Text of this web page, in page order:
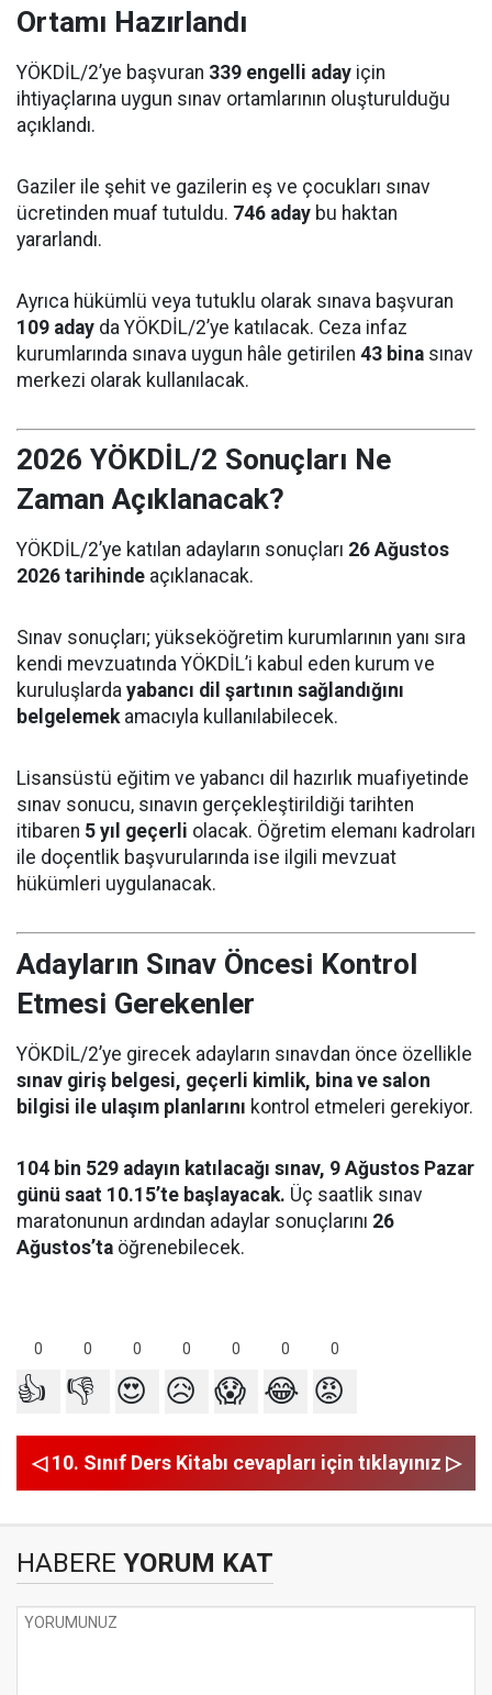
Ortamı Hazırlandı
YÖKDİL/2’ye başvuran 339 engelli aday için
ihtiyaçlarına uygun sınav ortamlarının oluşturulduğu
açıklandı.
Gaziler ile şehit ve gazilerin eş ve çocukları sınav
ücretinden muaf tutuldu. 746 aday bu haktan
yararlandı.
Ayrıca hükümlü veya tutuklu olarak sınava başvuran
109 aday da YÖKDİL/2’ye katılacak. Ceza infaz
kurumlarında sınava uygun hâle getirilen 43 bina sınav
merkezi olarak kullanılacak.
2026 YÖKDİL/2 Sonuçları Ne
Zaman Açıklanacak?
YÖKDİL/2’ye katılan adayların sonuçları 26 Ağustos
2026 tarihinde açıklanacak.
Sınav sonuçları; yükseköğretim kurumlarının yanı sıra
kendi mevzuatında YÖKDİL’i kabul eden kurum ve
kuruluşlarda yabancı dil şartının sağlandığını
belgelemekamacıyla kullanılabilecek.
Lisansüstü eğitim ve yabancı dil hazırlık muafiyetinde
sınav sonucu, sınavın gerçekleştirildiği tarihten
itibaren 5 yıl geçerli olacak. Öğretim elemanı kadroları
ile doçentlik başvurularında ise ilgili mevzuat
hükümleri uygulanacak.
Adayların Sınav Öncesi Kontrol
Etmesi Gerekenler
YÖKDİL/2’ye girecek adayların sınavdan önce özellikle
sınav giriş belgesi, geçerli kimlik, bina ve salon
bilgisi ile ulaşım planlarını kontrol etmeleri gerekiyor.
104 bin 529 adayın katılacağı sınav, 9 Ağustos Pazar
günü saat 10.15’te başlayacak. Üç saatlik sınav
maratonunun ardından adaylar sonuçlarını 26
Ağustos’ta öğrenebilecek.
0 0 0 0 0 0 0
👍 👎 😍 😥 😱 😂 😡
◁ 10. Sınıf Ders Kitabı cevapları için tıklayınız ▷
HABERE YORUM KAT